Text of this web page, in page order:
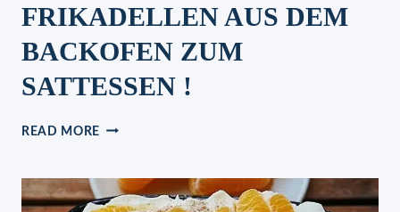
FRIKADELLEN AUS DEM
BACKOFEN ZUM
SATTESSEN !
READ MORE FRIKADELLEN
BACKOFEN
ZUM